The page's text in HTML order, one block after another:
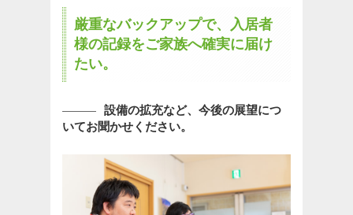
厳重なバックアップで、入居者
様の記録をご家族へ確実に届け
たい。
設備の拡充など、今後の展望につ
いてお聞かせください。